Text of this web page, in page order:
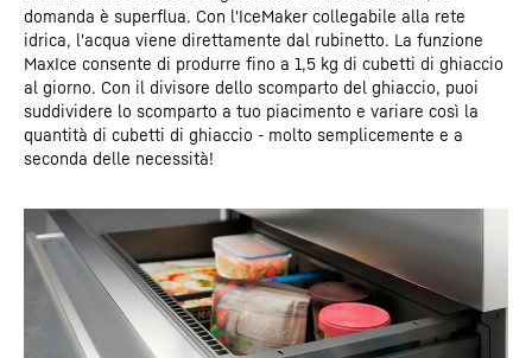
domanda è superflua. Con l'IceMaker collegabile alla rete
idrica, l'acqua viene direttamente dal rubinetto. La funzione
MaxIce consente di produrre fino a 1,5 kg di cubetti di ghiaccio
al giorno. Con il divisore dello scomparto del ghiaccio, puoi
suddividere lo scomparto a tuo piacimento e variare così la
quantità di cubetti di ghiaccio - molto semplicemente e a
seconda delle necessità!